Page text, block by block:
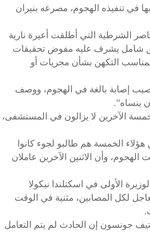
في تنفيذه الهجوم، مصرعه بنيران
الشرطية التي أطلقت أعيرة نارية
شامل يشرف عليه مفوض تحقيقات
التكهن بشأن مجريات أو
إصابة بالغة في الهجوم، ووصف
ينساه”.
الآخرين لا يزالون في المستشفى،
الخمسة هم طالبو لجوء كانوا
وأن الاثنين الآخرين عاملان
الأولى في اسكتلندا نيكولا
لكل المصابين، مثنية في الوقت
جونسون إن الحادث لم يتم التعامل